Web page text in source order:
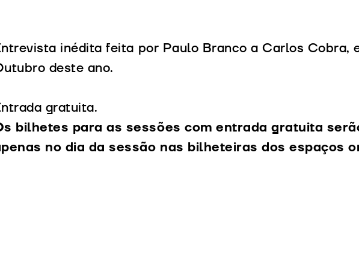
inédita feita por Paulo Branco a Carlos Cobra,
deste ano.
gratuita.
bilhetes para as sessões com entrada gratuita
no dia da sessão nas bilheteiras dos espaços